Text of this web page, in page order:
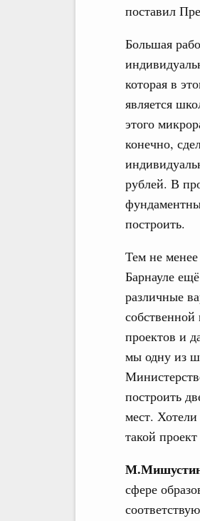
поставил
Большая
которая в
является
этого
конечно,
рублей. В
построить.
Тем не
Барнауле
различные
проектов и
мы одну из
построить
мест.
такой
сфере